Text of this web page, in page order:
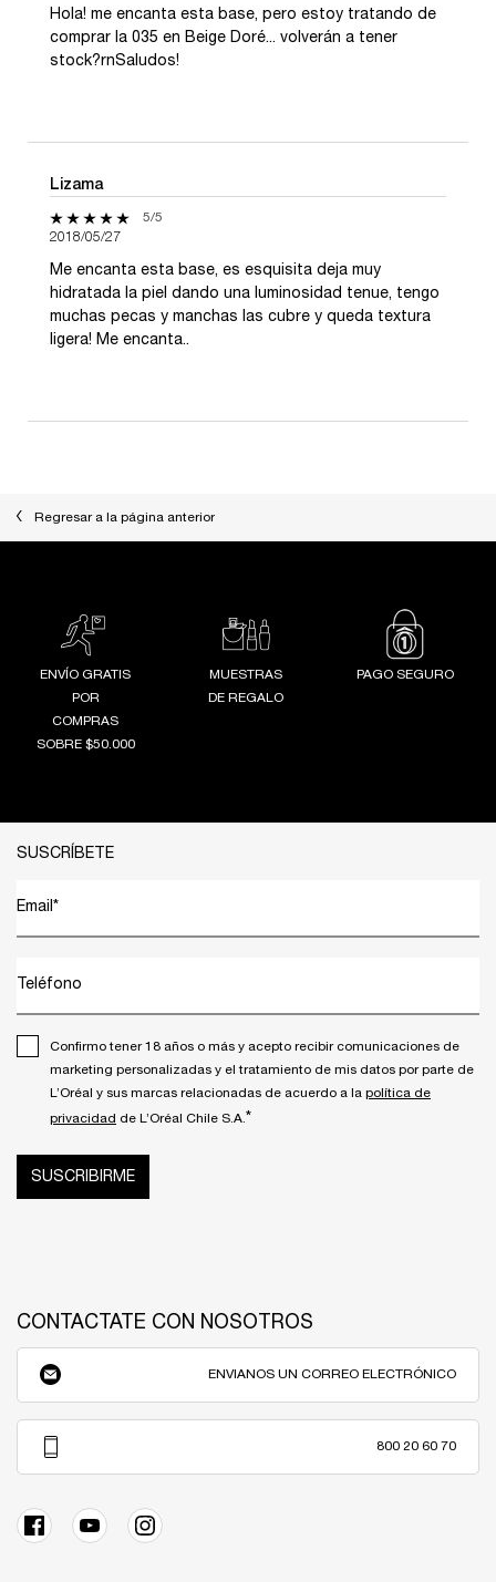
Hola! me encanta esta base, pero estoy tratando de
comprar la 035 en Beige Doré... volverán a tener
stock?rnSaludos!
Lizama
5 de 5 estrellas.5/5
2018/05/27
Me encanta esta base, es esquisita deja muy
hidratada la piel dando una luminosidad tenue, tengo
muchas pecas y manchas las cubre y queda textura
ligera! Me encanta..
Regresar a la página anterior
ENVÍO GRATIS
POR
COMPRAS
SOBRE $50.000
MUESTRAS
DE REGALO
PAGO SEGURO
SUSCRÍBETE
Email *
Teléfono
Confirmo tener 18 años o más y acepto recibir comunicaciones de
marketing personalizadas y el tratamiento de mis datos por parte de
L’Oréal y sus marcas relacionadas de acuerdo a la política de
privacidad de L’Oréal Chile S.A. *
SUSCRIBIRME
CONTACTATE CON NOSOTROS
ENVIANOS UN CORREO ELECTRÓNICO
800 20 60 70